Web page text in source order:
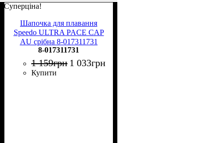
Суперціна!
Шапочка для плавання
Speedo ULTRA PACE CAP
AU срібна 8-017311731
8-017311731
1 159грн 1 033грн
Купити